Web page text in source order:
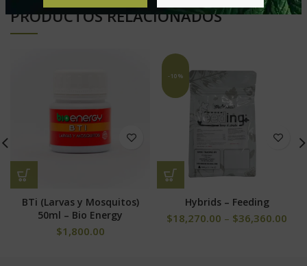
PRODUCTOS RELACIONADOS
BTi (Larvas y Mosquitos)
50ml – Bio Energy
$1,800.00
-10%
Hybrids – Feeding
$18,270.00 – $36,360.00